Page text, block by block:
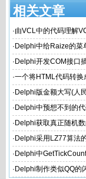
相关文章
·由VCL中的代码理解
机的封装)
· Delphi中给Raize的菜
· Delphi开发COM接口
·一个将HTML代码转
· Delphi版金额大写(人
· Delphi中预想不到的
· Delphi获取真正随机
· Delphi采用LZ77算法
· Delphi中
· Delphi制作类似QQ的